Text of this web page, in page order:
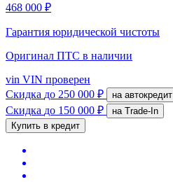
468 000 ₽
Гарантия юридической чистоты
Оригинал ПТС в наличии
vin VIN проверен
Скидка до 250 000 ₽ на автокредит
Скидка до 150 000 ₽
на Trade-In
Купить в кредит